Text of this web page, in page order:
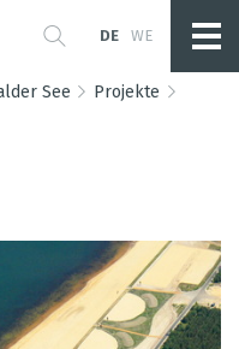
DE WE
See
Projekte